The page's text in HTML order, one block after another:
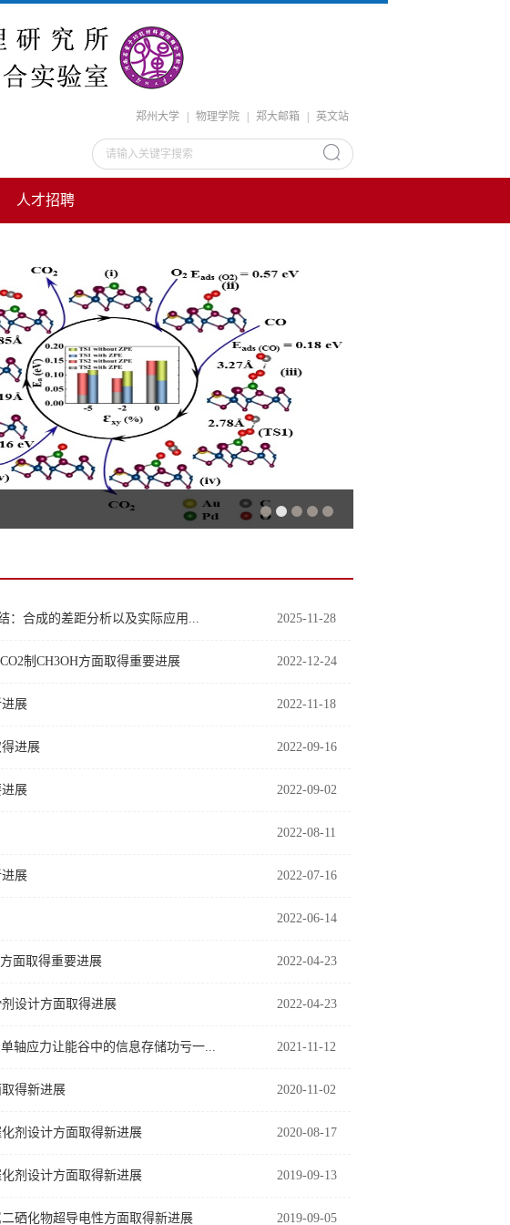
郑州大学 物理学院 郑大邮箱 英文站
人才招聘
：合成的差距分析以及实际应用... 2025-11-28
制CH3OH方面取得重要进展 2022-12-24
展 2022-11-18
进展 2022-09-16
展 2022-09-02
2022-08-11
展 2022-07-16
2022-06-14
面取得重要进展 2022-04-23
设计方面取得进展 2022-04-23
轴应力让能谷中的信息存储功亏一... 2021-11-12
得新进展 2020-11-02
剂设计方面取得新进展 2020-08-17
剂设计方面取得新进展 2019-09-13
硒化物超导电性方面取得新进展 2019-09-05